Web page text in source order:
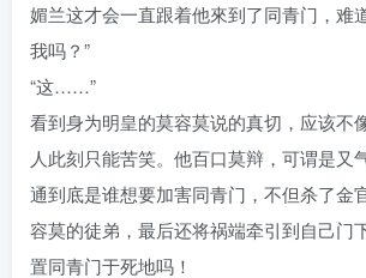
媚兰这才会一直跟着他來到了同青门，难
我吗？”
“这……”
看到身为明皇的莫容莫说的真切，应该不
人此刻只能苦笑。他百口莫辩，可谓是又
通到底是谁想要加害同青门，不但杀了金
容莫的徒弟，最后还将祸端牵引到自己门
置同青门于死地吗！